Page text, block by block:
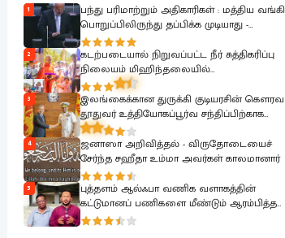
1
பந்து பரிமாற்றும் அதிகாரிகள் : மத்திய வங்கி
பொறுப்பிலிருந்து தப்பிக்க முடியாது -
பாராளுமன்றத்தில் ரவூப் ஹக்கீம் ஆவேசம்
2
கடற்படையால் நிறுவப்பட்ட நீர் சுத்திகரிப்பு
நிலையம் மிஹிந்தலையில்
பொதுமக்களுக்காக கையளிக்கப்பட்டது
3
இலங்கைக்கான துருக்கி குடியரசின் கௌரவ
தூதுவர் உத்தியோகப்பூர்வ சந்திப்பிற்காக
கடற்படை தளபதியை சந்தித்தார்
4
ஜனாஸா அறிவித்தல் - விருதோடையைச்
சேர்ந்த சஹீதா உம்மா அவர்கள் காலமானார்
5
புத்தளம் ஆல்ஃபா வணிக வளாகத்தின்
கட்டுமானப் பணிகளை மீண்டும் ஆரம்பித்த
மேயர்